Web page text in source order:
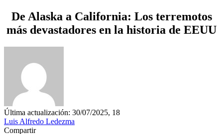
De Alaska a California: Los terremotos
más devastadores en la historia de EEUU
Última actualización: 30/07/2025, 18
Luis Alfredo Ledezma
Compartir